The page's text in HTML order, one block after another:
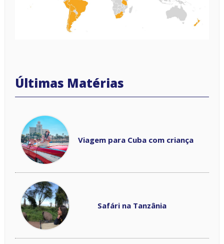
Viagem para Cuba com criança
Safári na Tanzânia